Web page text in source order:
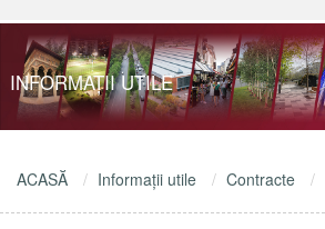
INFORMAŢII UTILE
ACASĂ Informaţii utile Contracte